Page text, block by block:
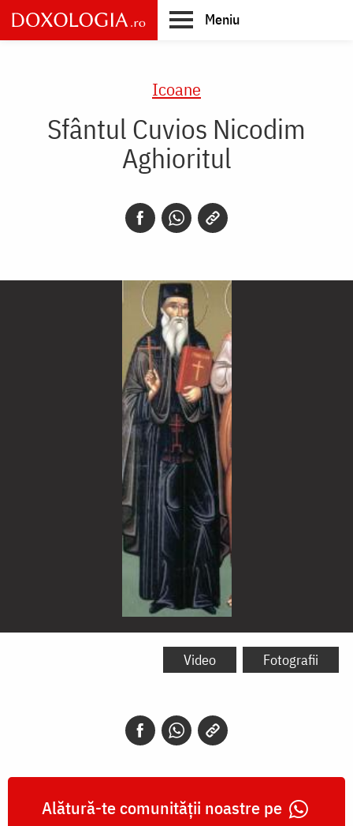
Skip
to
main
Meniu
Icoane
Sfântul Cuvios Nicodim
Aghioritul
Sfântul
Video Fotografii
Alătură-te comunității noastre pe